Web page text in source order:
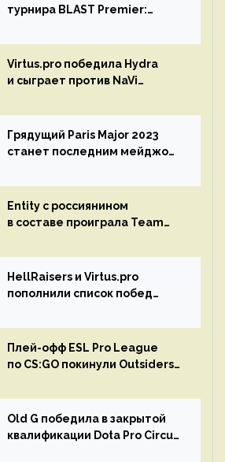
турнира BLAST Premier:
Virtus.pro победила Hydra
и сыграет против NaVi
Грядущий Paris Major 2023
станет последним мейджор-
Entity с россиянином
в составе проиграла Team
HellRaisers и Virtus.pro
пополнили список побед
Плей-офф ESL Pro League
по CS:GO покинули Outsiders
Old G победила в закрытой
квалификации Dota Pro Circuit